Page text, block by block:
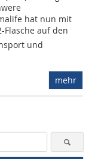
hat nun mit
Flasche auf den
und
mehr